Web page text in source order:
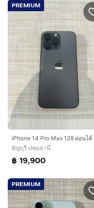
PREMIUM
ธัญบุรี ปทุมธานี
฿ 19,900
PREMIUM